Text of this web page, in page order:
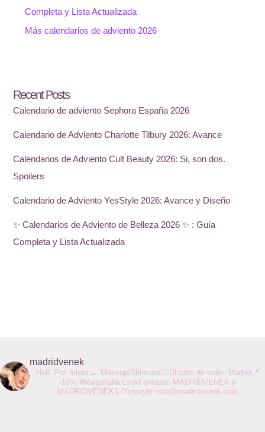
Completa y Lista Actualizada
Más calendarios de adviento 2026
Recent Posts
Calendario de adviento Sephora España 2026
Calendario de Adviento Charlotte Tilbury 2026: Avance
Calendarios de Adviento Cult Beauty 2026: Si, son dos.
Spoilers
Calendario de Adviento YesStyle 2026: Avance y Diseño
✨ Calendarios de Adviento de Belleza 2026 ✨ : Guía
Completa y Lista Actualizada
madridvenek
Holi! Piel mixta 🍳 Makeup/Skincare💆🏻‍♀️Hablo de todo✨Madrid📍
-10% #Maquillalia LookFantastic MADRIDVENEK y
MADRIDVENEK1 /Yesstylehola@madridvenek.com